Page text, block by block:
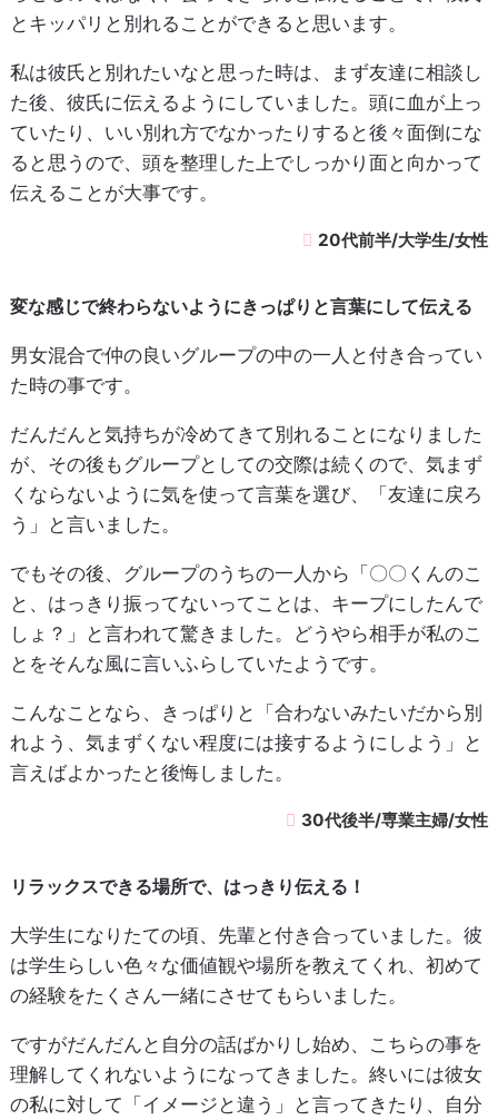
とキッパリと別れることができると思います。
私は彼氏と別れたいなと思った時は、まず友達に相談し
た後、彼氏に伝えるようにしていました。頭に血が上っ
ていたり、いい別れ方でなかったりすると後々面倒にな
ると思うので、頭を整理した上でしっかり面と向かって
伝えることが大事です。
20代前半/大学生/女性
変な感じで終わらないようにきっぱりと言葉にして伝える
男女混合で仲の良いグループの中の一人と付き合ってい
た時の事です。
だんだんと気持ちが冷めてきて別れることになりました
が、その後もグループとしての交際は続くので、気まず
くならないように気を使って言葉を選び、「友達に戻ろ
う」と言いました。
でもその後、グループのうちの一人から「〇〇くんのこ
と、はっきり振ってないってことは、キープにしたんで
しょ？」と言われて驚きました。どうやら相手が私のこ
とをそんな風に言いふらしていたようです。
こんなことなら、きっぱりと「合わないみたいだから別
れよう、気まずくない程度には接するようにしよう」と
言えばよかったと後悔しました。
30代後半/専業主婦/女性
リラックスできる場所で、はっきり伝える！
大学生になりたての頃、先輩と付き合っていました。彼
は学生らしい色々な価値観や場所を教えてくれ、初めて
の経験をたくさん一緒にさせてもらいました。
ですがだんだんと自分の話ばかりし始め、こちらの事を
理解してくれないようになってきました。終いには彼女
の私に対して「イメージと違う」と言ってきたり、自分